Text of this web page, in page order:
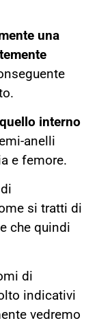
una
quello interno
anelli
e femore.
si tratti di
che quindi
di
indicativi
vedremo